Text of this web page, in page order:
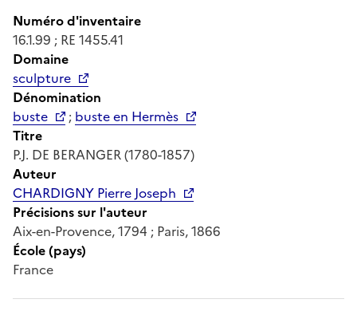
Numéro d'inventaire
16.1.99 ; RE 1455.41
Domaine
sculpture
Dénomination
buste
; buste en Hermès
Titre
P.J. DE BERANGER (1780-1857)
Auteur
CHARDIGNY Pierre Joseph
Précisions sur l'auteur
Aix-en-Provence, 1794 ; Paris, 1866
École (pays)
France